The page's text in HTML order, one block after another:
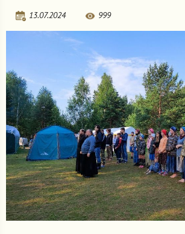
13.07.2024 999